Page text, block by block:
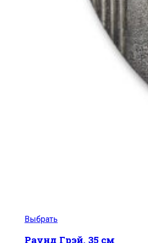
Выбрать
Раунд Грэй, 35 см